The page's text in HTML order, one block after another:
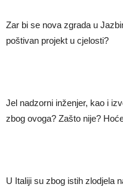
Zar bi se nova zgrada u
poštivan projekt u cjelosti?
Jel nadzorni inženjer, kao i
zbog ovoga? Zašto nije?
U Italiji su zbog istih zlodjela